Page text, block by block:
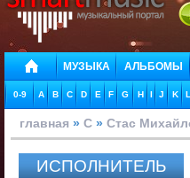
МУЗЫКА АЛЬБОМЫ
0-9 A B C D E F G H I J K L
главная » С » Стас
ИСПОЛНИТЕЛЬ